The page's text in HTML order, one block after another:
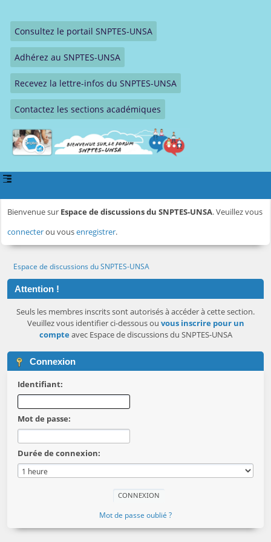
Consultez le portail SNPTES-UNSA
Adhérez au SNPTES-UNSA
Recevez la lettre-infos du SNPTES-UNSA
Contactez les sections académiques
Bienvenue sur Espace de discussions du SNPTES-UNSA. Veuillez vous
connecterou vousenregistrer.
Espace de discussions du SNPTES-UNSA
Attention !
Seuls les membres inscrits sont autorisés à accéder à cette section.
Veuillez vous identifier ci-dessous ou vous inscrire pour un
compteavec Espace de discussions du SNPTES-UNSA
Connexion
Identifiant:
Mot de passe:
Durée de connexion:
Mot de passe oublié ?